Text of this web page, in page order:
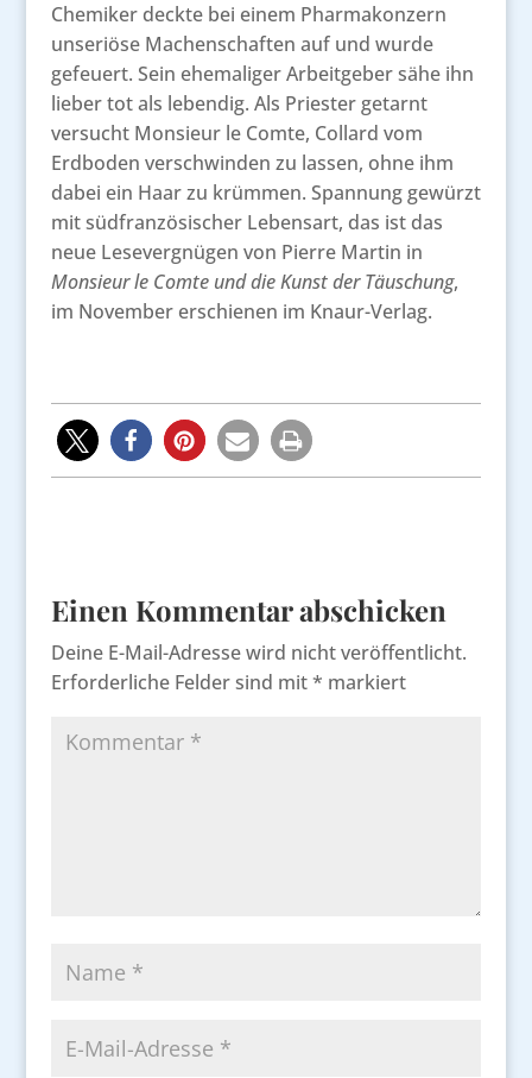
Chemiker deckte bei einem Pharmakonzern
unseriöse Machenschaften auf und wurde
gefeuert. Sein ehemaliger Arbeitgeber sähe ihn
lieber tot als lebendig. Als Priester getarnt
versucht Monsieur le Comte, Collard vom
Erdboden verschwinden zu lassen, ohne ihm
dabei ein Haar zu krümmen. Spannung gewürzt
mit südfranzösischer Lebensart, das ist das
neue Lesevergnügen von Pierre Martin in
Monsieur le Comte und die Kunst der Täuschung,
im November erschienen im Knaur-Verlag.
Einen Kommentar abschicken
Deine E-Mail-Adresse wird nicht veröffentlicht.
Erforderliche Felder sind mit* markiert